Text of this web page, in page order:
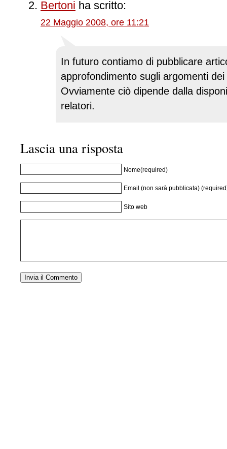
Bertoni ha scritto:
22 Maggio 2008, ore 11:21
In futuro contiamo di pubblicare
approfondimento sugli argomenti
Ovviamente ciò dipende dalla
relatori.
Lascia una risposta
Nome(required)
Email (non sarà pubblicata)
Sito web